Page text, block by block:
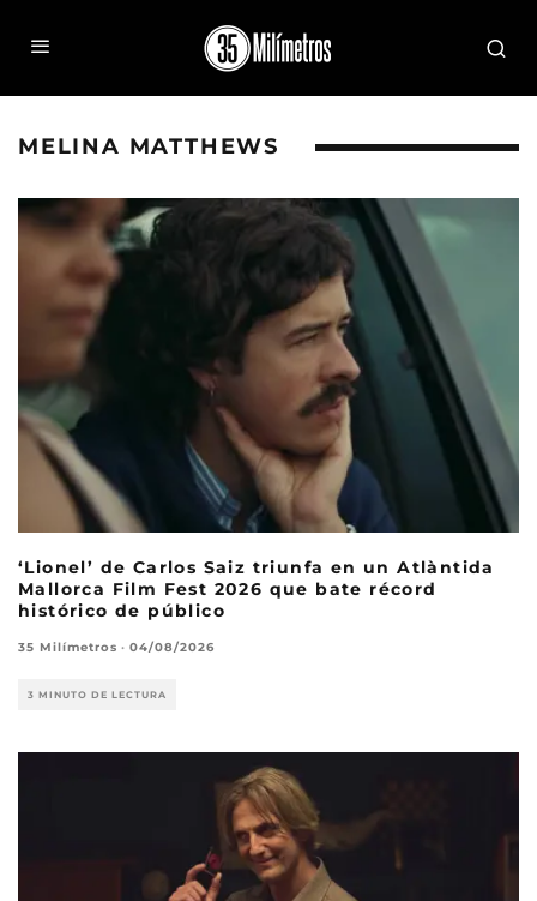
MELINA MATTHEWS
‘Lionel’ de Carlos Saiz triunfa en un Atlàntida
Mallorca Film Fest 2026 que bate récord
histórico de público
35 Milímetros · 04/08/2026
3 MINUTO DE LECTURA